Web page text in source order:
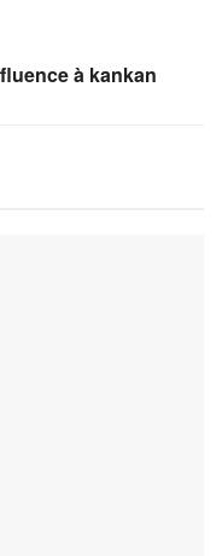
à kankan